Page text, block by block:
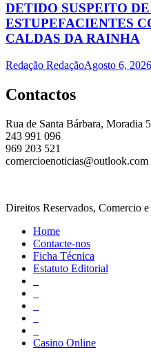
DETIDO SUSPEITO
ESTUPEFACIENTES
CALDAS DA RAINHA
Redação RedaçãoAgosto 6, 2026
Contactos
Rua de Santa Bárbara, Moradia
243 991 096
969 203 521
comercioenoticias@outlook.com
Direitos Reservados, Comercio
Home
Contacte-nos
Ficha Técnica
Estatuto Editorial
Casino Online